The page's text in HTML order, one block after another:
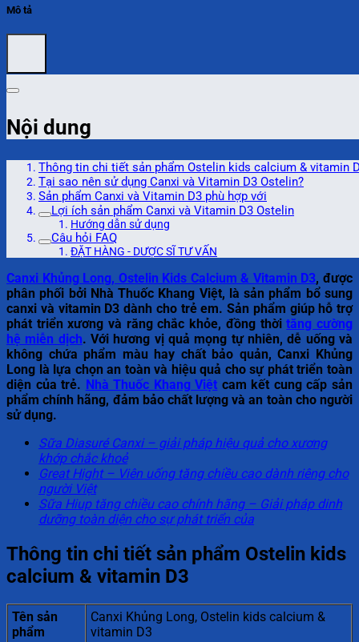
Mô tả
Nội dung
Thông tin chi tiết sản phẩm Ostelin kids calcium & vitamin
Tại sao nên sử dụng Canxi và Vitamin D3 Ostelin?
Sản phẩm Canxi và Vitamin D3 phù hợp với
Lợi ích sản phẩm Canxi và Vitamin D3 Ostelin
Hướng dẫn sử dụng
Câu hỏi FAQ
ĐẶT HÀNG - DƯỢC SĨ TƯ VẤN
Canxi Khủng Long, Ostelin Kids Calcium & Vitamin D3, được
phân phối bởi Nhà Thuốc Khang Việt, là sản phẩm bổ sung
canxi và vitamin D3 dành cho trẻ em. Sản phẩm giúp hỗ trợ
phát triển xương và răng chắc khỏe, đồng thờităng cường
hệ miễn dịch. Với hương vị quả mọng tự nhiên, dễ uống và
không chứa phẩm màu hay chất bảo quản, Canxi Khủng
Long là lựa chọn an toàn và hiệu quả cho sự phát triển toàn
diện của trẻ. Nhà Thuốc Khang Việt cam kết cung cấp sản
phẩm chính hãng, đảm bảo chất lượng và an toàn cho người
sử dụng.
Sữa Diasuré Canxi – giải pháp hiệu quả cho xương
khớp chắc khoẻ
Great Hight – Viên uống tăng chiều cao dành riêng cho
người Việt
Sữa Hiup tăng chiều cao chính hãng – Giải pháp dinh
dưỡng toàn diện cho sự phát triển của
Thông tin chi tiết sản phẩm Ostelin kids
calcium & vitamin D3
Tên sản
phẩm
Canxi Khủng Long, Ostelin kids calcium &
vitamin D3